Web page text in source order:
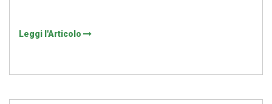
Leggi l'Articolo